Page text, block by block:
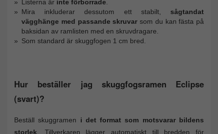
Listerna är inte förborrade
Mira inkluderar dessutom ett stabilt, sågtandat
vägghänge med passande skruvar som du kan fästa på
baksidan av ramlisten med en skruvdragare.
Som standard är skuggfogen 1 cm bred.
Hur beställer jag skuggfogsramen Eclipse
(svart)?
Beställ skuggramen i det format som motsvarar bildens
storlek . Tillverkaren lägger automatiskt till bredden för